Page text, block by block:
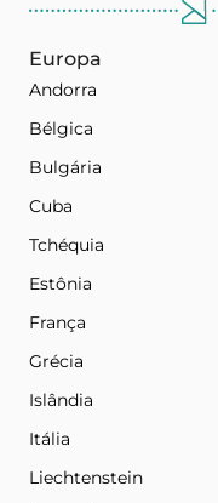
Europa
Andorra
Bélgica
Bulgária
Cuba
Tchéquia
Estônia
França
Grécia
Islândia
Itália
Liechtenstein